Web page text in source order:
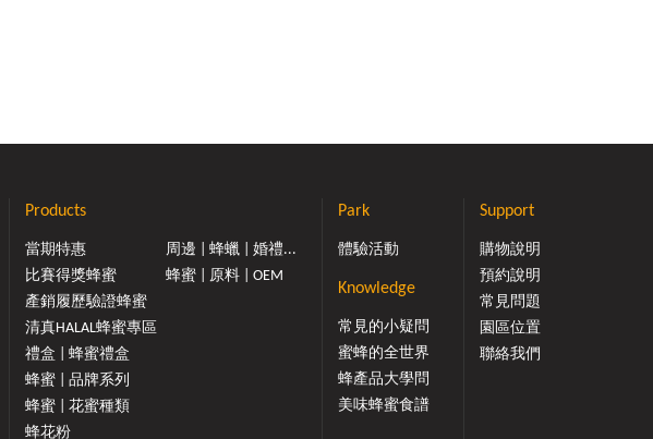
Products
當期特惠
比賽得獎蜂蜜
產銷履歷驗證蜂蜜
清真HALAL蜂蜜專區
禮盒 | 蜂蜜禮盒
蜂蜜 | 品牌系列
蜂蜜 | 花蜜種類
蜂花粉
周邊 | 蜂蠟 | 婚禮...
蜂蜜 | 原料 | OEM
Park
體驗活動
Knowledge
常見的小疑問
蜜蜂的全世界
蜂產品大學問
美味蜂蜜食譜
Support
購物說明
預約說明
常見問題
園區位置
聯絡我們